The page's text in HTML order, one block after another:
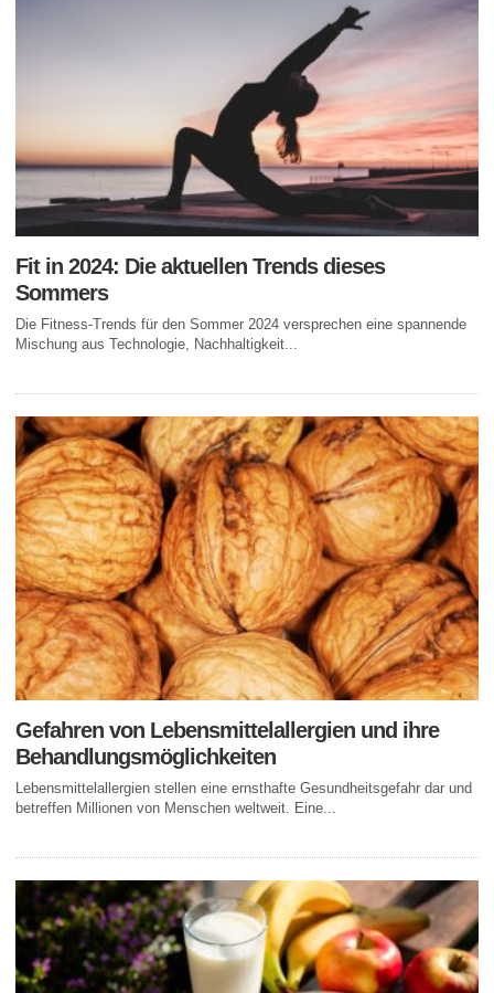
Fit in 2024: Die aktuellen Trends dieses
Sommers
Die Fitness-Trends für den Sommer 2024 versprechen eine spannende
Mischung aus Technologie, Nachhaltigkeit...
Gefahren von Lebensmittelallergien und ihre
Behandlungsmöglichkeiten
Lebensmittelallergien stellen eine ernsthafte Gesundheitsgefahr dar und
betreffen Millionen von Menschen weltweit. Eine...